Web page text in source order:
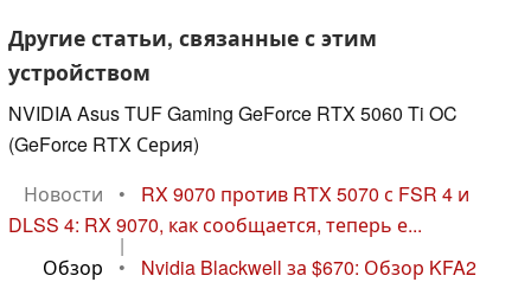
Другие статьи, связанные с этим
устройством
NVIDIA Asus TUF Gaming GeForce RTX 5060 Ti OC
(GeForce RTX Серия)
Новости
•
RX 9070 против RTX 5070 с FSR 4 и
DLSS 4: RX 9070, как сообщается, теперь е...
|
Обзор
•
Nvidia Blackwell за $670: Обзор KFA2